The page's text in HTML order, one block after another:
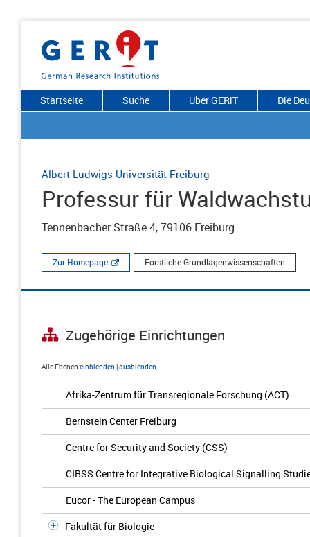
Startseite Suche Über GERiT Die
Albert-Ludwigs-Universität Freiburg
Professur für
Tennenbacher Straße 4, 79106 Freiburg
Zur Homepage Forstliche Grundlagenwissenschaften
Zugehörige Einrichtungen
Alle Ebenen einblenden |ausblenden
Afrika-Zentrum für Transregionale Forschung (ACT)
Bernstein Center Freiburg
Centre for Security and Society (CSS)
CIBSS Centre for Integrative Biological Signalling
Eucor - The European Campus
Fakultät für Biologie